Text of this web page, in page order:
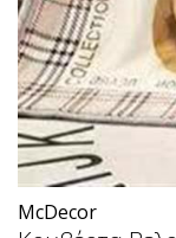
McDecor